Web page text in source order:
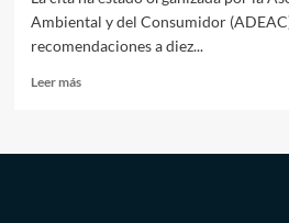
Ambiental y del Consumidor
recomendaciones a diez...
Leer másLeer